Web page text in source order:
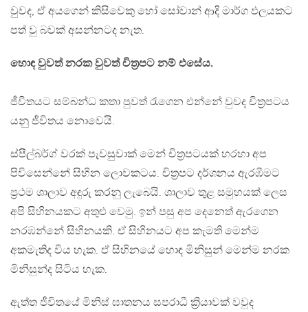
වුවද, ඒ අයගෙන් කිසිවෙකු හෝ සෝවාන් ආදි මාර්ග ඵලයකට
පත් වු බවක් අසන්නටද නැත.
හොඳ වුවත් නරක වුවත් චිත්‍රපට නම් එසේය.
ජීවිතයට සම්බන්ධ කතා පුවත් රැගෙන එන්නේ වුවද චිත්‍රපටය
යනු ජීවිතය නොවෙයි.
ස්පීල්බර්ග් වරක් පැවසුවාක් මෙන් චිත්‍රපටයක් හරහා අප
පිවිසෙන්නේ සිහින ලොවකටය. චිත්‍රපට දර්ශනය ඇරඹීමට
ප්‍රථම ශාලාව අඳුරු කරනු ලැබෙයි. ශාලාව තුළ සමුහයක් ලෙස
අපි සිහිනයකට අතුළු වෙමු. ඉන් පසු අප දෙනෙත් ඇරගෙන
නරඹන්නේ සිහිනයකි. ඒ සිහිනයට අප කැමති මෙන්ම
අකමැතිද විය හැක. ඒ සිහිනයේ හොඳ මිනිසුන් මෙන්ම නරක
මිනිසුන්ද සිටිය හැක.
ඇත්ත ජීවිතයේ මිනිස් ඝාතනය සපරාධී ක්‍රියාවක් වවුද